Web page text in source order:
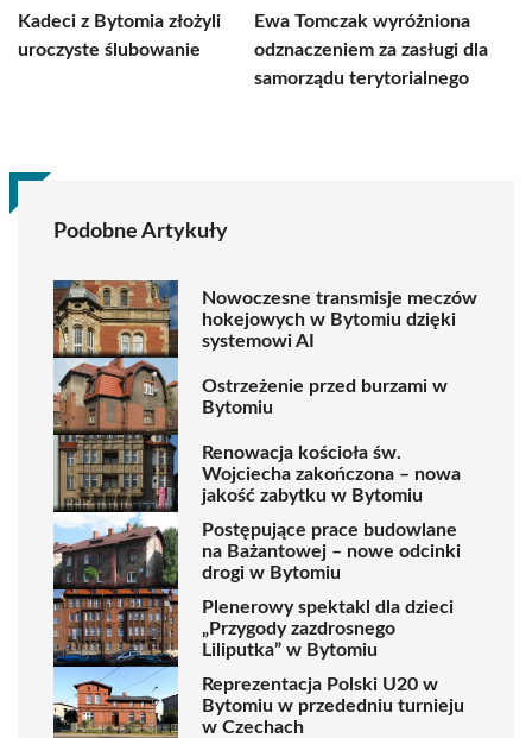
Kadeci z Bytomia złożyli
uroczyste ślubowanie
Ewa Tomczak wyróżniona
odznaczeniem za zasługi dla
samorządu terytorialnego
Podobne Artykuły
Nowoczesne transmisje meczów
hokejowych w Bytomiu dzięki
systemowi AI
Ostrzeżenie przed burzami w
Bytomiu
Renowacja kościoła św.
Wojciecha zakończona – nowa
jakość zabytku w Bytomiu
Postępujące prace budowlane
na Bażantowej – nowe odcinki
drogi w Bytomiu
Plenerowy spektakl dla dzieci
„Przygody zazdrosnego
Liliputka” w Bytomiu
Reprezentacja Polski U20 w
Bytomiu w przededniu turnieju
w Czechach